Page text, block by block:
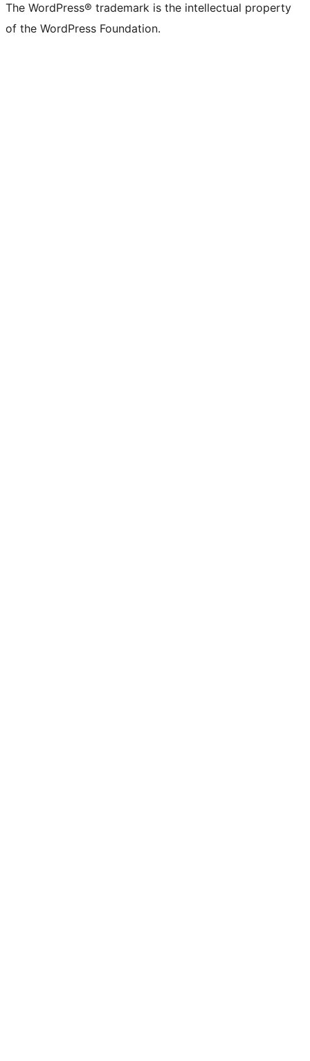
The WordPress® trademark is the intellectual property
of the WordPress Foundation.